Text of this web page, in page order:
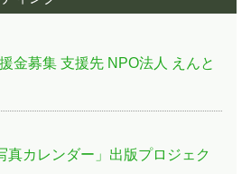
金募集 支援先 NPO法人 えんと
真カレンダー」出版プロジェク